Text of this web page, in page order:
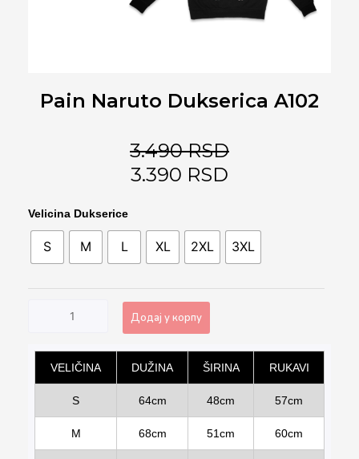
Pain Naruto Dukserica A102
3.490RSD
3.390 RSD
Velicina Dukserice
S M L XL 2XL 3XL
Pain
Naruto
Dukserica
A102
Додај у корпу
Alternative:
VELIČINA
DUŽINA ŠIRINA RUKAVI
S 64cm 48cm 57cm
M 68cm 51cm 60cm